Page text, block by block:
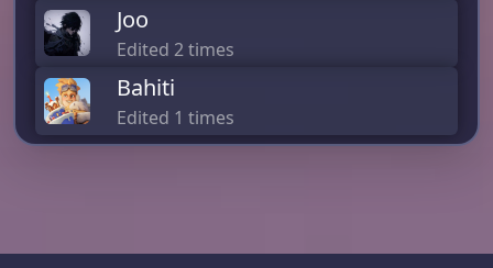
Joo
Edited 2 times
Bahiti
Edited 1 times